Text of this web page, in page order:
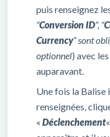
puis renseignez
“Conversion ID”, “
Currency” sont
optionnel) avec
auparavant.
Une fois la Balise
renseignées,
« Déclenchement